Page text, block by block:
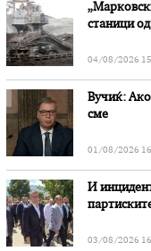
станици
04/08/2026
Вучиќ:
сме
01/08/2026
И
03/08/2026